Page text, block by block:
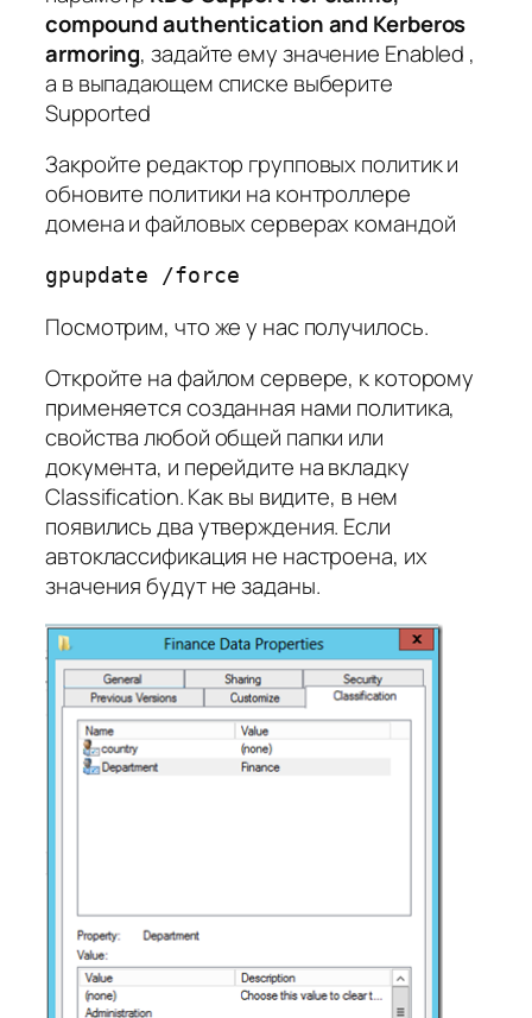
compound authentication and Kerberos
armoring, задайте ему значение Enabled ,
а в выпадающем списке выберите
Supported
Закройте редактор групповых политик и
обновите политики на контроллере
домена и файловых серверах командой
gpupdate /force
Посмотрим, что же у нас получилось.
Откройте на файлом сервере, к которому
применяется созданная нами политика,
свойства любой общей папки или
документа, и перейдите на вкладку
Classification. Как вы видите, в нем
появились два утверждения. Если
автоклассификация не настроена, их
значения будут не заданы.